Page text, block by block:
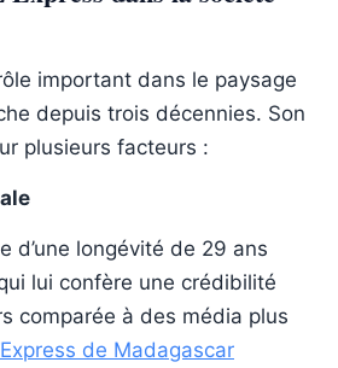
important dans le paysage
depuis trois décennies. Son
plusieurs facteurs :
d’une longévité de 29 ans
lui confère une crédibilité
comparée à des média plus
de Madagascar